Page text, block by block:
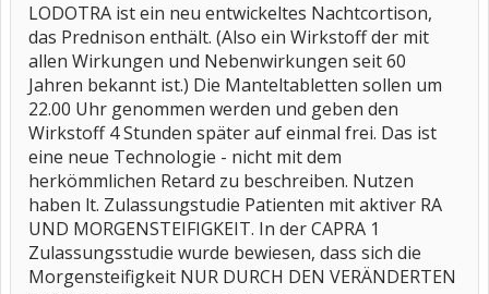
LODOTRA ist ein neu entwickeltes Nachtcortison,
das Prednison enthält. (Also ein Wirkstoff der mit
allen Wirkungen und Nebenwirkungen seit 60
Jahren bekannt ist.) Die Manteltabletten sollen um
22.00 Uhr genommen werden und geben den
Wirkstoff 4 Stunden später auf einmal frei. Das ist
eine neue Technologie - nicht mit dem
herkömmlichen Retard zu beschreiben. Nutzen
haben lt. Zulassungstudie Patienten mit aktiver RA
UND MORGENSTEIFIGKEIT. In der CAPRA 1
Zulassungsstudie wurde bewiesen, dass sich die
Morgensteifigkeit NUR DURCH DEN VERÄNDERTEN